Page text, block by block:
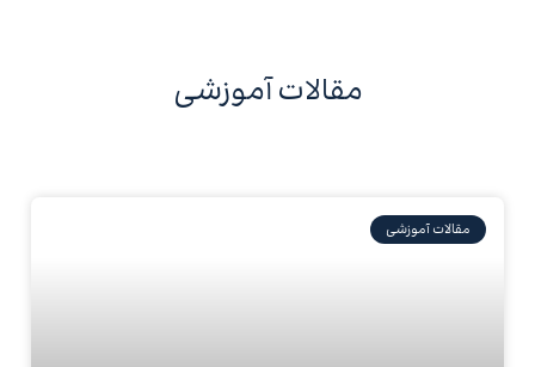
مقالات آموزشی
مقالات آموزشی